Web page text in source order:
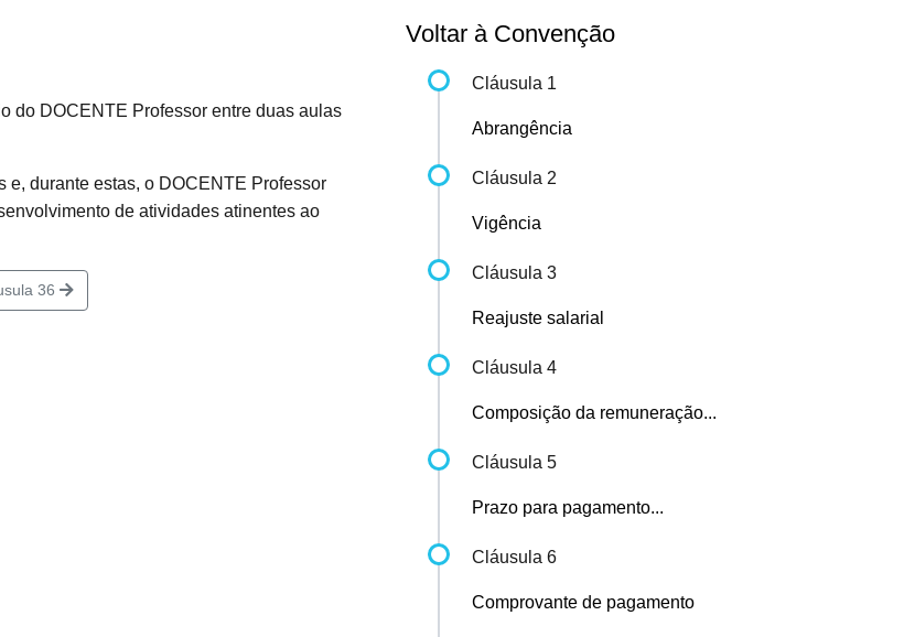
do DOCENTE Professor entre duas aulas
e, durante estas, o DOCENTE Professor
de atividades atinentes ao
36
Voltar à Convenção
Cláusula 1
Abrangência
Cláusula 2
Vigência
Cláusula 3
Reajuste salarial
Cláusula 4
Composição da remuneração...
Cláusula 5
Prazo para pagamento...
Cláusula 6
Comprovante de pagamento